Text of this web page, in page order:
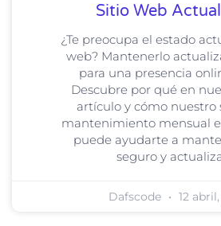
Sitio Web
¿Te preocupa el estado
web? Mantenerlo
para una presencia
Descubre por qué en
artículo y cómo nuestro
mantenimiento mensual
puede ayudarte a
seguro y
Dafscode 12